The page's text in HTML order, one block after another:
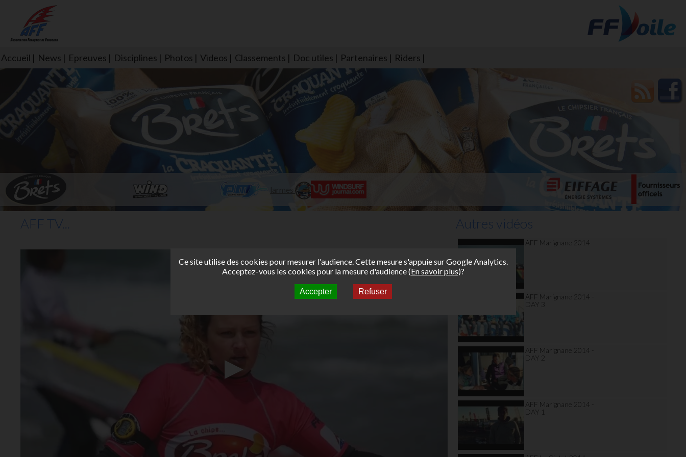
Accueil News Epreuves Disciplines Photos Videos Classements Doc utiles Partenaires Riders
L'aff soutient les SNS253 et SNS604 qui veillent sur nous pour que l'eau salée n'ait jamais le goût des
larmes
AFF TV... Autres vidéos
AFF Marignane 2014
AFF Marignane 2014 -
DAY 3
AFF Marignane 2014 -
DAY 2
AFF Marignane 2014 -
DAY 1
Ce site utilise des cookies pour mesurer l'audience. Cette mesure s'appuie sur Google Analytics.
Acceptez-vous les cookies pour la mesure d'audience (En savoir plus)?
Accepter Refuser